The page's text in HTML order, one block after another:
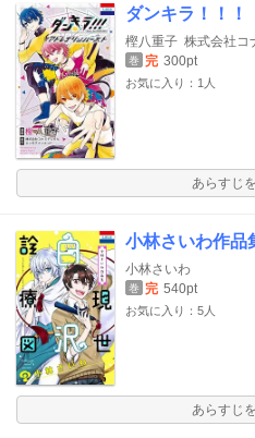
ダンキラ！！
樫八重子 株式会社コ
巻 完 300pt
お気に入り：1人
あらすじ
小林さいわ作品
小林さいわ
巻 完 540pt
お気に入り：5人
あらすじ